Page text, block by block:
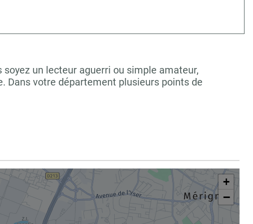
un lecteur aguerri ou simple amateur,
Dans votre département plusieurs points de
+
−